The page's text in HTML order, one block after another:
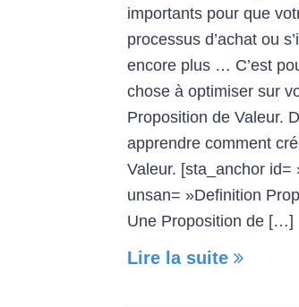
importants pour que
processus d’achat ou
encore plus … C’est
chose à optimiser sur
Proposition de Valeur.
apprendre comment
Valeur. [sta_anchor id=
unsan= »Definition
Une Proposition de […]
Lire la suite